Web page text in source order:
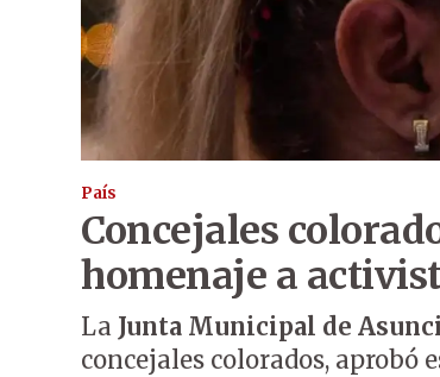
País
Concejales
homenaje a
La Junta Municipal de
concejales colorados, aprobó